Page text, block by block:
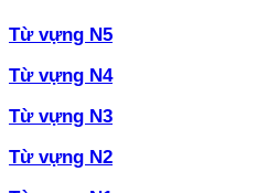
Từ vựng N5
Từ vựng N4
Từ vựng N3
Từ vựng N2